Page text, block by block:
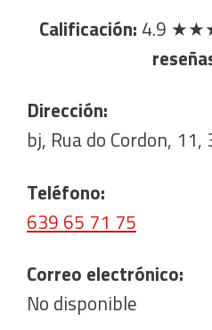
Calificación: 4.9
Dirección:
bj, Rua do Cordon,
Teléfono:
639 65 71 75
Correo electrónico:
No disponible